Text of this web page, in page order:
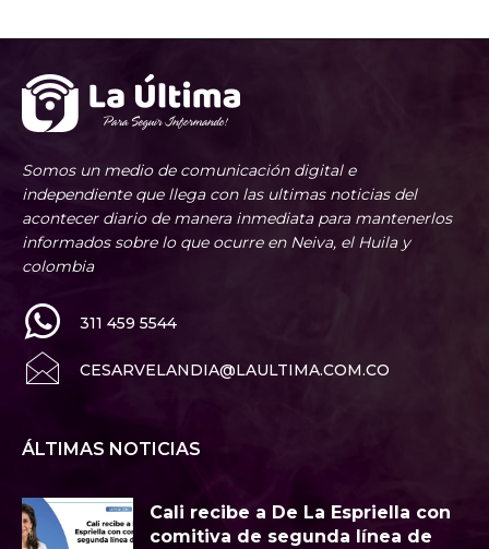
Somos un medio de comunicación digital e
independiente que llega con las ultimas noticias del
acontecer diario de manera inmediata para mantenerlos
informados sobre lo que ocurre en Neiva, el Huila y
colombia
311 459 5544
CESARVELANDIA@LAULTIMA.COM.CO
ÁLTIMAS NOTICIAS
Cali recibe a De La Espriella con
comitiva de segunda línea de